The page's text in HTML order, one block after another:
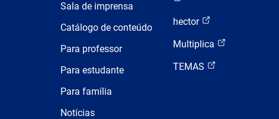
Sala de imprensa
Catálogo de conteúdo
Para professor
Para estudante
Para família
Notícias
hector
Multiplica
TEMAS